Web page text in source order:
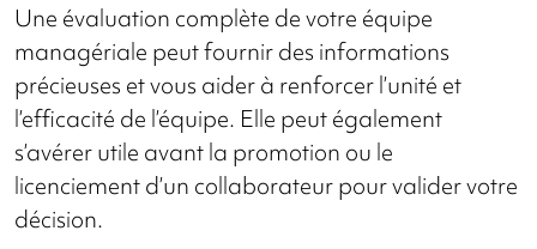
Une évaluation complète de votre équipe
managériale peut fournir des informations
précieuses et vous aider à renforcer l’unité et
l’efficacité de l’équipe. Elle peut également
s’avérer utile avant la promotion ou le
licenciement d’un collaborateur pour valider votre
décision.